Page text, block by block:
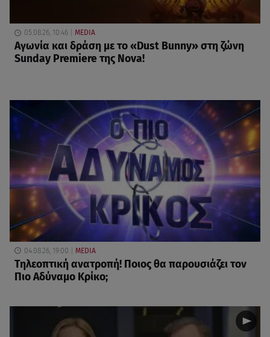
05.08.26, 10:46 MEDIA
Αγωνία και δράση με το «Dust Bunny» στη ζώνη
Sunday Premiere της Nova!
04.08.26, 19:00 MEDIA
Τηλεοπτική ανατροπή! Ποιος θα παρουσιάζει τον
Πιο Αδύναμο Κρίκο;